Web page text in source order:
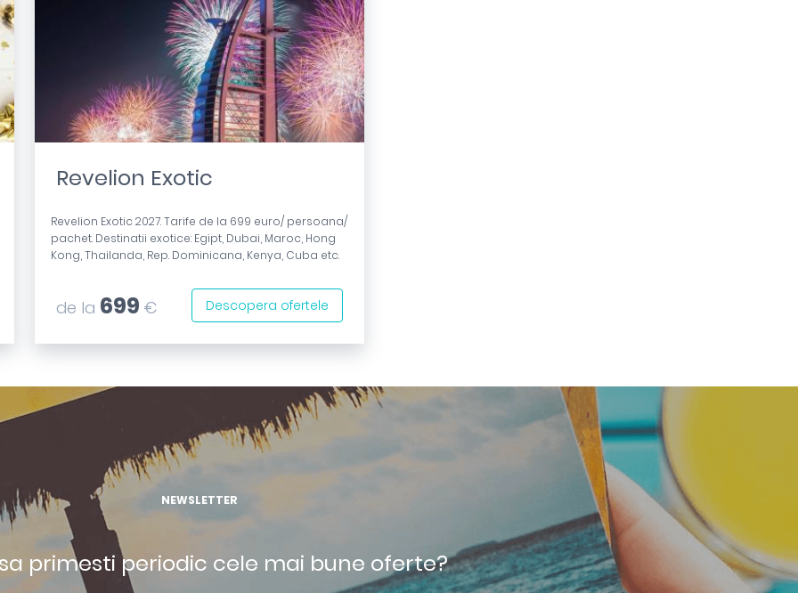
Revelion Exotic
Revelion Exotic 2027. Tarife de la 699 euro/ persoana/
pachet. Destinatii exotice: Egipt, Dubai, Maroc, Hong
Kong, Thailanda, Rep. Dominicana, Kenya, Cuba etc.
de la 699 € Descopera ofertele
NEWSLETTER
primesti periodic cele mai bune oferte?